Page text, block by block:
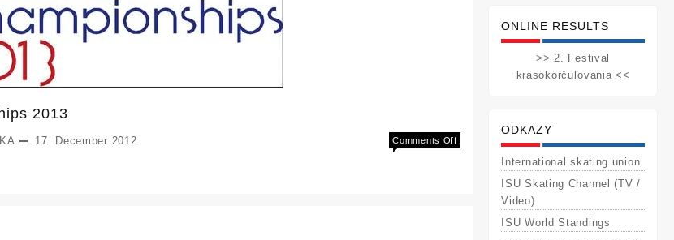
2013
17. December 2012 Comments Offon
Championships
ONLINE RESULTS
>> 2. Festival
krasokorčuľovania <<
ODKAZY
International skating union
ISU Skating Channel (TV /
Video)
ISU World Standings